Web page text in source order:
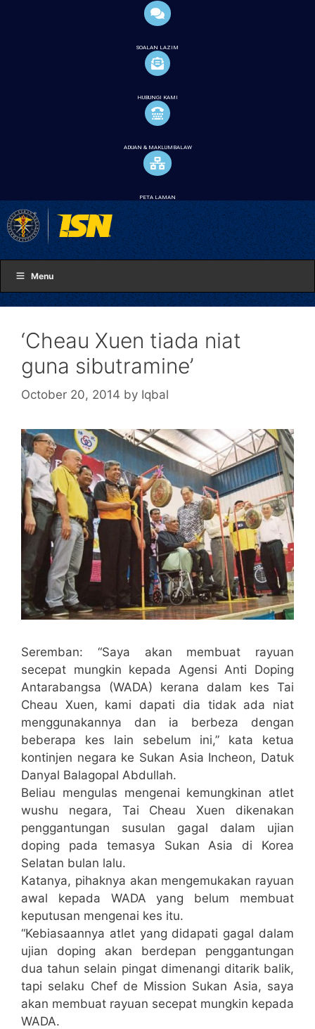
SOALAN LAZIM
HUBUNGI KAMI
ADUAN & MAKLUMBALAW
PETA LAMAN
Menu
‘Cheau Xuen tiada niat
guna sibutramine’
October 20, 2014 by Iqbal
Seremban: “Saya akan membuat rayuan
secepat mungkin kepada Agensi Anti Doping
Antarabangsa (WADA) kerana dalam kes Tai
Cheau Xuen, kami dapati dia tidak ada niat
menggunakannya dan ia berbeza dengan
beberapa kes lain sebelum ini,” kata ketua
kontinjen negara ke Sukan Asia Incheon, Datuk
Danyal Balagopal Abdullah.
Beliau mengulas mengenai kemungkinan atlet
wushu negara, Tai Cheau Xuen dikenakan
penggantungan susulan gagal dalam ujian
doping pada temasya Sukan Asia di Korea
Selatan bulan lalu.
Katanya, pihaknya akan mengemukakan rayuan
awal kepada WADA yang belum membuat
keputusan mengenai kes itu.
“Kebiasaannya atlet yang didapati gagal dalam
ujian doping akan berdepan penggantungan
dua tahun selain pingat dimenangi ditarik balik,
tapi selaku Chef de Mission Sukan Asia, saya
akan membuat rayuan secepat mungkin kepada
WADA.